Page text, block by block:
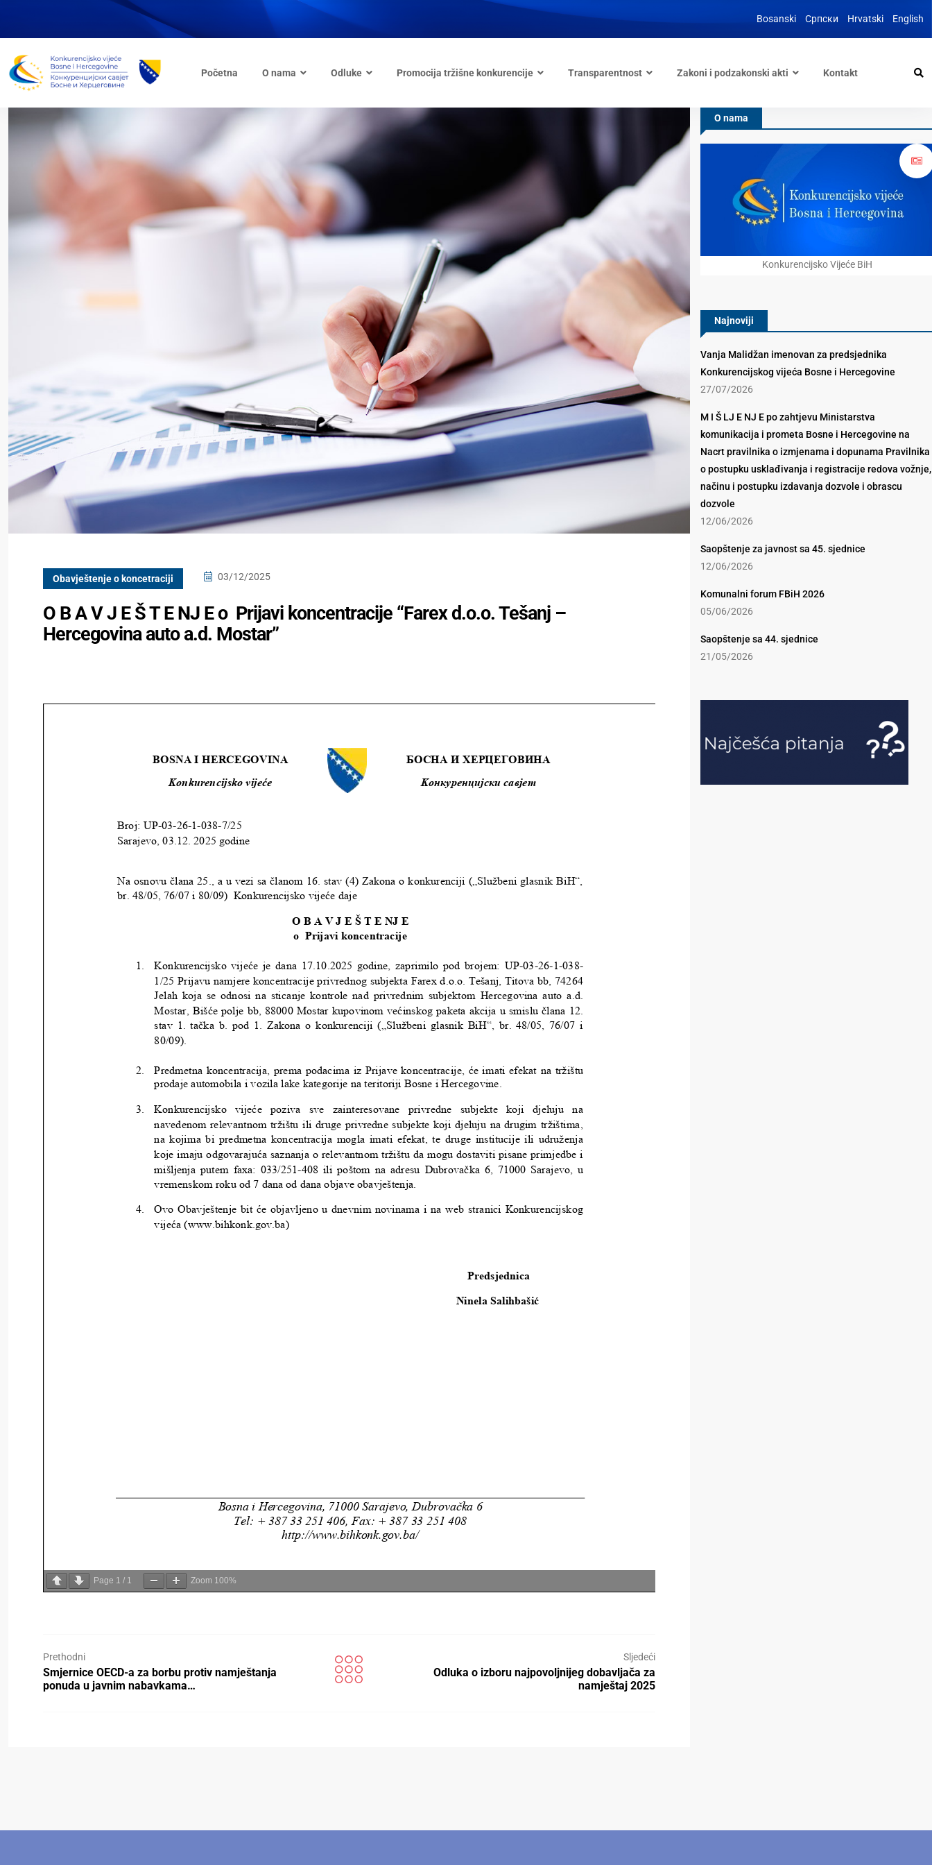
Bosanski Српски Hrvatski English
Početna O nama Odluke Promocija tržišne konkurencije Transparentnost Zakoni i podzakonski akti Kontakt
Obavještenje o koncetraciji 03/12/2025
O B A V J E Š T E NJ E o Prijavi koncentracije “Farex d.o.o. Tešanj –
Hercegovina auto a.d. Mostar”
Page 1 / 1 Zoom 100%
Prethodni
Smjernice OECD-a za borbu protiv namještanja
ponuda u javnim nabavkama…
Sljedeći
Odluka o izboru najpovoljnijeg dobavljača za
namještaj 2025
O nama
Konkurencijsko Vijeće BiH
Najnoviji
Vanja Malidžan imenovan za predsjednika
Konkurencijskog vijeća Bosne i Hercegovine
27/07/2026
M I Š LJ E NJ E po zahtjevu Ministarstva
komunikacija i prometa Bosne i Hercegovine na
Nacrt pravilnika o izmjenama i dopunama Pravilnika
o postupku usklađivanja i registracije redova vožnje,
načinu i postupku izdavanja dozvole i obrascu
dozvole
12/06/2026
Saopštenje za javnost sa 45. sjednice
12/06/2026
Komunalni forum FBiH 2026
05/06/2026
Saopštenje sa 44. sjednice
21/05/2026